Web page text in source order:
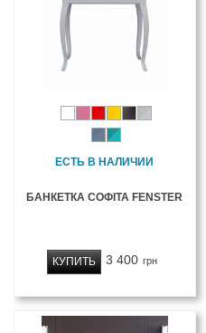
ЕСТЬ В НАЛИЧИИ
БАНКЕТКА СОФІТА FENSTER
3 400 грн
КУПИТЬ